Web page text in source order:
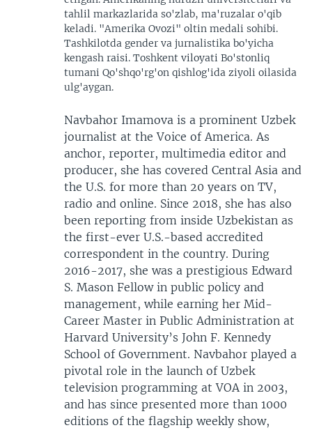
tahlil markazlarida so'zlab, ma'ruzalar o'qib
keladi. "Amerika Ovozi" oltin medali sohibi.
Tashkilotda gender va jurnalistika bo'yicha
kengash raisi. Toshkent viloyati Bo'stonliq
tumani Qo'shqo'rg'on qishlog'ida ziyoli oilasida
ulg'aygan.
Navbahor Imamova is a prominent Uzbek
journalist at the Voice of America. As
anchor, reporter, multimedia editor and
producer, she has covered Central Asia and
the U.S. for more than 20 years on TV,
radio and online. Since 2018, she has also
been reporting from inside Uzbekistan as
the first-ever U.S.-based accredited
correspondent in the country. During
2016-2017, she was a prestigious Edward
S. Mason Fellow in public policy and
management, while earning her Mid-
Career Master in Public Administration at
Harvard University’s John F. Kennedy
School of Government. Navbahor played a
pivotal role in the launch of Uzbek
television programming at VOA in 2003,
and has since presented more than 1000
editions of the flagship weekly show,